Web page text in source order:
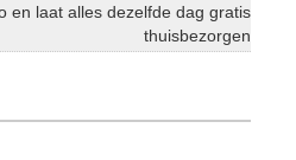
en laat alles dezelfde dag gratis
thuisbezorgen